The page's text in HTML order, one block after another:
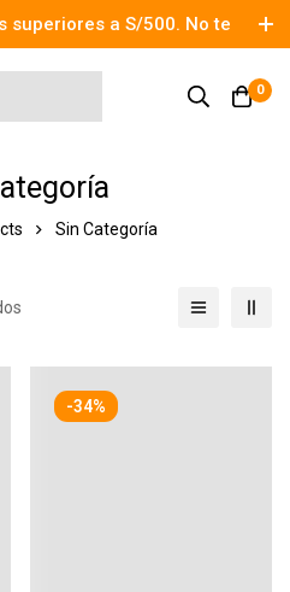
superiores a S/500. No te
0
Sin Categoría
-34%